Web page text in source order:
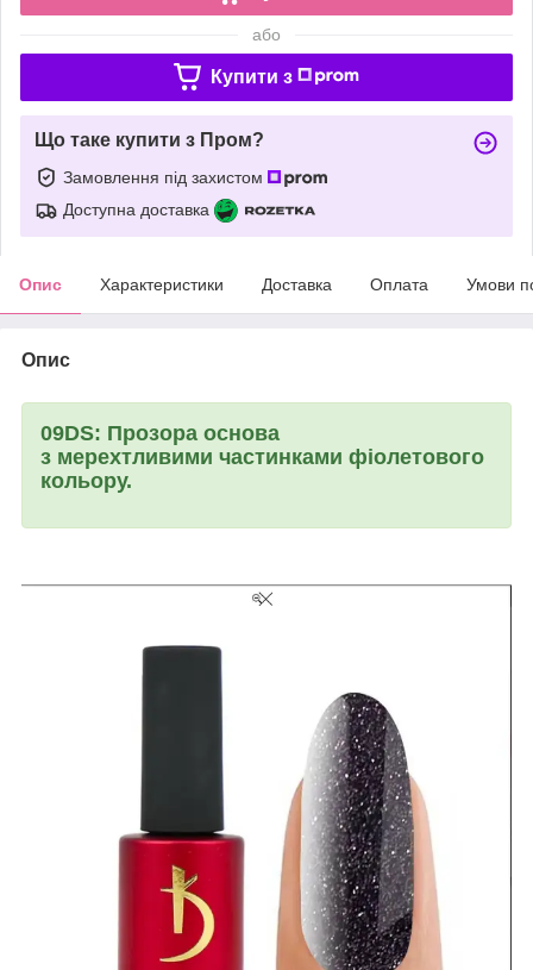
або
Купити з
Що таке купити з Пром?
Замовлення під захистом
Доступна доставка
Опис Характеристики Доставка Оплата Умови
Опис
09DS: Прозора основа
з мерехтливими частинками фіолетового
кольору.